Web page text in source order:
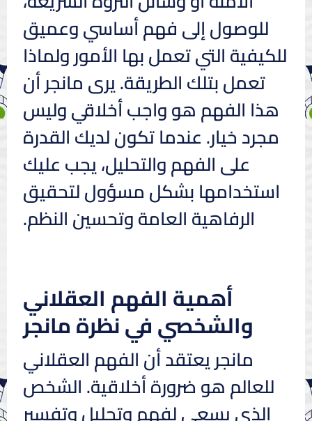
للوصول إلى فهم أساسي وعميق
للكيفية التي تعمل بها الأمور ولماذا
تعمل بتلك الطريقة. يرى مانجر أن
هذا الفهم هو واجب أخلاقي وليس
مجرد خيار. عندما تكون لديك القدرة
على الفهم والتحليل، يجب عليك
استخدامها بشكل مسؤول لتحقيق
الرفاهية العامة وتحسين النظم.
أهمية الفهم العقلاني
والشخصي في نظرة مانجر
مانجر يعتقد أن الفهم العقلاني
للعالم هو ضرورة أخلاقية. الشخص
الذي يسعى لفهم وتحليل وتفسير